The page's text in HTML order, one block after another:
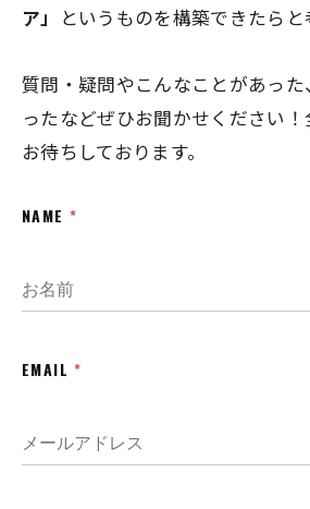
ア」
というものを構築できたらと
質問・疑問やこんなことがあっ
ったなどぜひお聞かせください
お待ちしております。
NAME *
EMAIL*